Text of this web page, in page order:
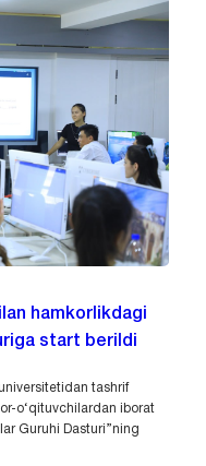
hamkorlikdagi
start berildi
tashrif
o‘qituvchilardan iborat
Guruhi Dasturi”ning